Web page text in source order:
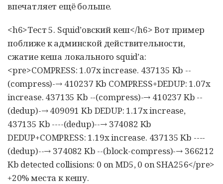
впечатляет ещё больше.
<h6>Тест 5. Squid’овский кеш</h6> Вот пример
поближе к админской действительности,
сжатие кеша локального squid’а:
<pre>COMPRESS: 1.07x increase. 437135 Kb --
(compress)-→ 410237 Kb COMPRESS+DEDUP: 1.07x
increase. 437135 Kb --(compress)-→ 410237 Kb --
(dedup)-→ 409091 Kb DEDUP: 1.17x increase,
437135 Kb ----(dedup)--→ 374082 Kb
DEDUP+COMPRESS: 1.19x increase. 437135 Kb ----
(dedup)--→ 374082 Kb --(block-compress)-→ 366212
Kb detected collisions: 0 on MD5, 0 on SHA256</pre>
+20% места к кешу.